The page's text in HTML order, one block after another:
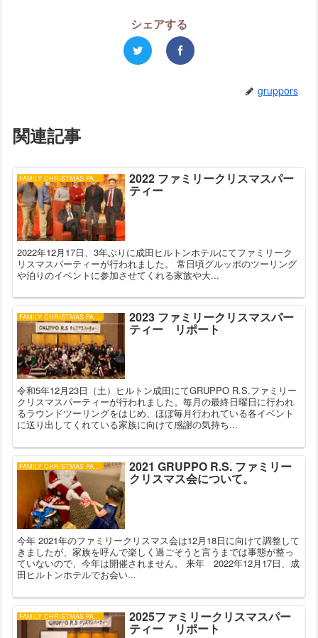
シェアする
gruppors
関連記事
FAMILY CHRISTMAS PARTY 2022 ファミリークリスマスパー
ティー
2022年12月17日、3年ぶりに成田ヒルトンホテルにてファミリーク
リスマスパーティーが行われました。 常日頃グルッポのツーリング
や泊りのイベントに参加させてくれる家族や大...
2023 ファミリークリスマスパー
ティー リポート
令和5年12月23日（土）ヒルトン成田にてGRUPPO R.S.ファミリー
クリスマスパーティーが行われました。毎月の最終日曜日に行われ
るラウンドツーリングをはじめ、ほぼ毎月行われている各イベント
に送り出してくれている家族に向けて感謝の気持ち...
FAMILY CHRISTMAS PARTY 2021 GRUPPO R.S. ファミリー
クリスマス会について。
今年 2021年のファミリークリスマス会は12月18日に向けて調整して
きましたが、家族を呼んで楽しく過ごそうと言うまでは事態が整っ
ていないので、今年は開催されません。 来年 2022年12月17日、成
田ヒルトンホテルでお会い...
FAMILY CHRISTMAS PARTY 2025ファミリークリスマスパー
ティー リポート